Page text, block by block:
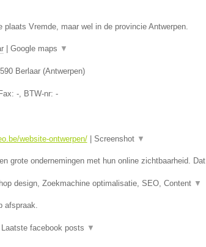
plaats Vremde, maar wel in de provincie Antwerpen.
| Google maps ▼
Berlaar(Antwerpen)
-, BTW-nr: -
website-ontwerpen/| Screenshot ▼
grote ondernemingen met hun online zichtbaarheid. Dat
design, Zoekmachine optimalisatie, SEO, Content ▼
afspraak.
Laatste facebook posts ▼